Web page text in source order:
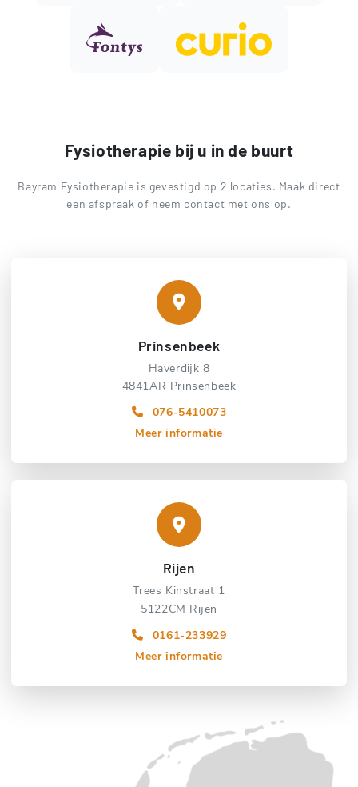
Fysiotherapie bij u in de buurt
Bayram Fysiotherapie is gevestigd op 2 locaties. Maak direct
een afspraak of neem contact met ons op.
Prinsenbeek
Haverdijk 8
4841AR Prinsenbeek
076-5410073
Meer informatie
Rijen
Trees Kinstraat 1
5122CM Rijen
0161-233929
Meer informatie